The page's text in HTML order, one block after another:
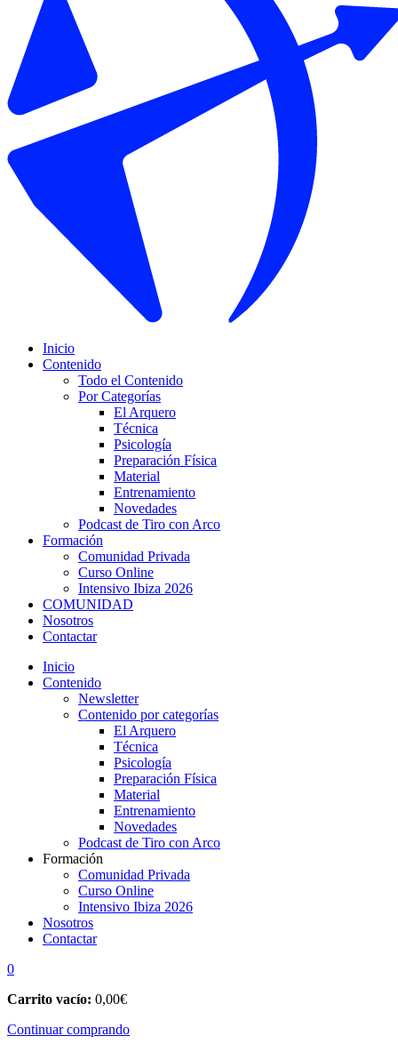
Inicio
Contenido
Todo el Contenido
Por Categorías
El Arquero
Técnica
Psicología
Preparación Física
Material
Entrenamiento
Novedades
Podcast de Tiro con Arco
Formación
Comunidad Privada
Curso Online
Intensivo Ibiza 2026
COMUNIDAD
Nosotros
Contactar
Inicio
Contenido
Newsletter
Contenido por categorías
El Arquero
Técnica
Psicología
Preparación Física
Material
Entrenamiento
Novedades
Podcast de Tiro con Arco
Formación
Comunidad Privada
Curso Online
Intensivo Ibiza 2026
Nosotros
Contactar
0
Carrito vacío: 0,00€
Continuar comprando